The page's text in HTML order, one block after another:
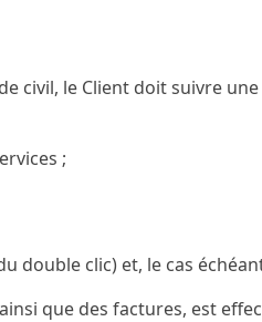
civil, le Client doit suivre
;
double clic) et, le cas
que des factures, est